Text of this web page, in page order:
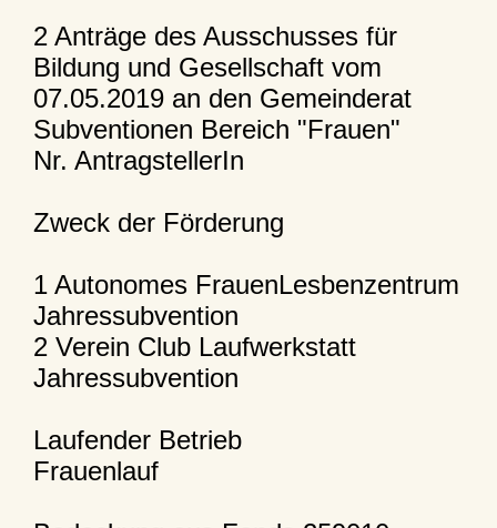
2 Anträge des Ausschusses für
Bildung und Gesellschaft vom
07.05.2019 an den Gemeinderat
Subventionen Bereich "Frauen"
Nr. AntragstellerIn
Zweck der Förderung
1 Autonomes FrauenLesbenzentrum
Jahressubvention
2 Verein Club Laufwerkstatt
Jahressubvention
Laufender Betrieb
Frauenlauf